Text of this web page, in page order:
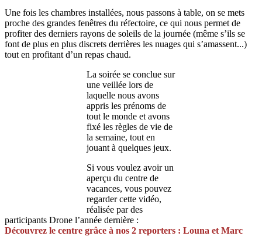
Une fois les chambres installées, nous passons à table, on se mets
proche des grandes fenêtres du réfectoire, ce qui nous permet de
profiter des derniers rayons de soleils de la journée (même s’ils se
font de plus en plus discrets derrières les nuages qui s’amassent...)
tout en profitant d’un repas chaud.
La soirée se conclue sur
une veillée lors de
laquelle nous avons
appris les prénoms de
tout le monde et avons
fixé les règles de vie de
la semaine, tout en
jouant à quelques jeux.
Si vous voulez avoir un
aperçu du centre de
vacances, vous pouvez
regarder cette vidéo,
réalisée par des
participants Drone l’année dernière :
Découvrez le centre grâce à nos 2 reporters : Louna et Marc